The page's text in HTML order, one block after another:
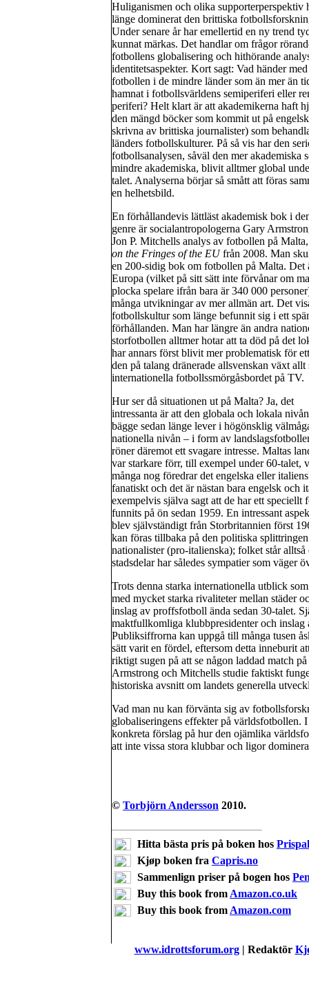
Huliganismen och olika supporterperspektiv
länge dominerat den brittiska
Under senare år har emellertid en ny trend
kunnat märkas. Det handlar om frågor
fotbollens globalisering och hithörande
identitetsaspekter. Kort sagt: Vad händer med
fotbollen i de mindre länder som än mer än
hamnat i fotbollsvärldens semiperiferi eller
periferi? Helt klart är att akademikerna haft
den mängd böcker som kommit ut på
skrivna av brittiska journalister) som
länders fotbollskulturer. På så vis har den
fotbollsanalysen, såväl den mer akademiska
mindre akademiska, blivit alltmer global
talet. Analyserna börjar så smått att föras
en helhetsbild.
En förhållandevis lättläst akademisk bok i
genre är socialantropologerna Gary
Jon P. Mitchells analys av fotbollen på
on the Fringes of the EUfrån 2008. Man
en 200-sidig bok om fotbollen på Malta.
Europa (vilket på sitt sätt inte förvånar om
plocka spelare ifrån bara är 340 000
många utvikningar av mer allmän art. Det
fotbollskultur som länge befunnit sig i ett
förhållanden. Man har längre än andra
storfotbollen alltmer hotar att ta död på det
har annars först blivit mer problematisk för
den på talang dränerade allsvenskan växt
internationella fotbollssmörgåsbordet på TV.
Hur ser då situationen ut på Malta? Ja, det
intressanta är att den globala och lokala nivån
bägge sedan länge lever i högönsklig
nationella nivån – i form av
röner däremot ett svagare intresse. Maltas
var starkare förr, till exempel under 60-talet,
många nog föredrar det engelska eller
fanatiskt och det är nästan bara engelsk
exempelvis själva sagt att de har ett
funnits på ön sedan 1959. En intressant
blev självständigt från Storbritannien först
kan föras tillbaka på den politiska
nationalister (pro-italienska); folket står
stadsdelar har således sympatier som väger
Trots denna starka internationella utblick
med mycket starka rivaliteter mellan städer
inslag av proffsfotboll ända sedan 30-talet.
maktfullkomliga klubbpresidenter och
Publiksiffrorna kan uppgå till många tusen
sätt varit en fördel, eftersom detta inneburit
riktigt sugen på att se någon laddad match
Armstrong och Mitchells studie faktiskt
historiska avsnitt om landets generella
Vad man nu kan förvänta sig av
globaliseringens effekter på världsfotbollen.
konkreta förslag på hur den ojämlika
att inte vissa stora klubbar och ligor
© Torbjörn Andersson 2010.
Hitta bästa pris på boken hos
Kjøp boken fra Capris.no
Sammenlign priser på bogen hos
Buy this book from Amazon.co.uk
Buy this book from Amazon.com
www.idrottsforum.org| Redaktör